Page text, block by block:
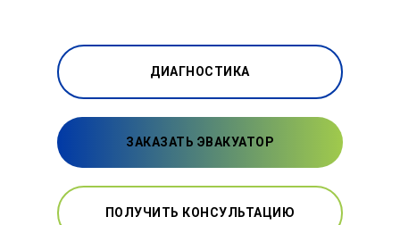
ДИАГНОСТИКА
ЗАКАЗАТЬ ЭВАКУАТОР
ПОЛУЧИТЬ КОНСУЛЬТАЦИЮ